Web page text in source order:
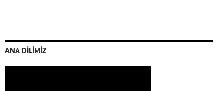
ANA DİLİMİZ